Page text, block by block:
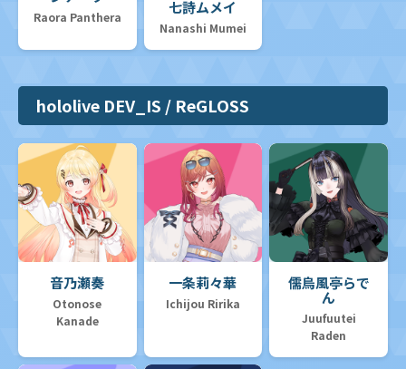
Raora Panthera
七詩ムメイ
Nanashi Mumei
hololive DEV_IS / ReGLOSS
音乃瀬奏
Otonose
Kanade
一条莉々華
Ichijou Ririka
儒烏風亭らで
ん
Juufuutei
Raden